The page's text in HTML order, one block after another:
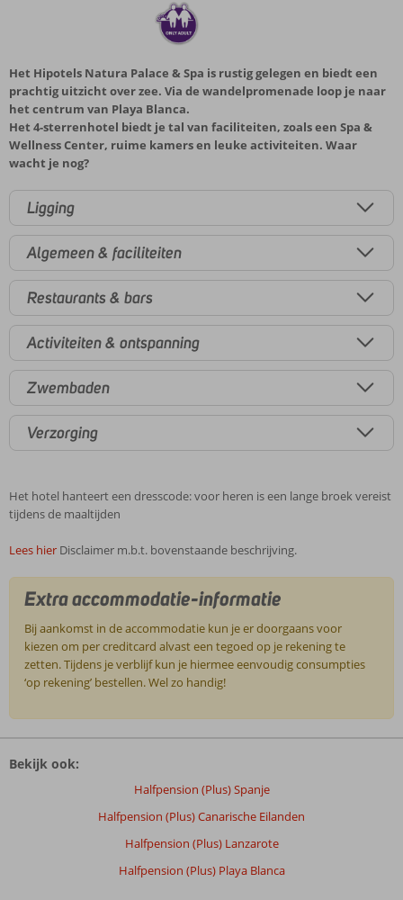
Het Hipotels Natura Palace & Spa is rustig gelegen en biedt een
prachtig uitzicht over zee. Via de wandelpromenade loop je naar
het centrum van Playa Blanca.
Het 4-sterrenhotel biedt je tal van faciliteiten, zoals een Spa &
Wellness Center, ruime kamers en leuke activiteiten. Waar
wacht je nog?
Ligging
Algemeen & faciliteiten
Restaurants & bars
Activiteiten & ontspanning
Zwembaden
Verzorging
Het hotel hanteert een dresscode: voor heren is een lange broek vereist
tijdens de maaltijden
Lees hier Disclaimer m.b.t. bovenstaande beschrijving.
Extra accommodatie-informatie
Bij aankomst in de accommodatie kun je er doorgaans voor
kiezen om per creditcard alvast een tegoed op je rekening te
zetten. Tijdens je verblijf kun je hiermee eenvoudig consumpties
‘op rekening’ bestellen. Wel zo handig!
zijn
Bekijk ook:
Halfpension (Plus) Spanje
Halfpension (Plus) Canarische Eilanden
Halfpension (Plus) Lanzarote
Halfpension (Plus) Playa Blanca